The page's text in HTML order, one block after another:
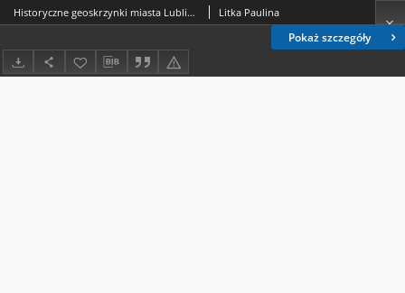
Pokaż szczegóły
Historyczne geoskrzynki miasta Lublina. Tropami upraktyczniania nauki historii Litka Paulina